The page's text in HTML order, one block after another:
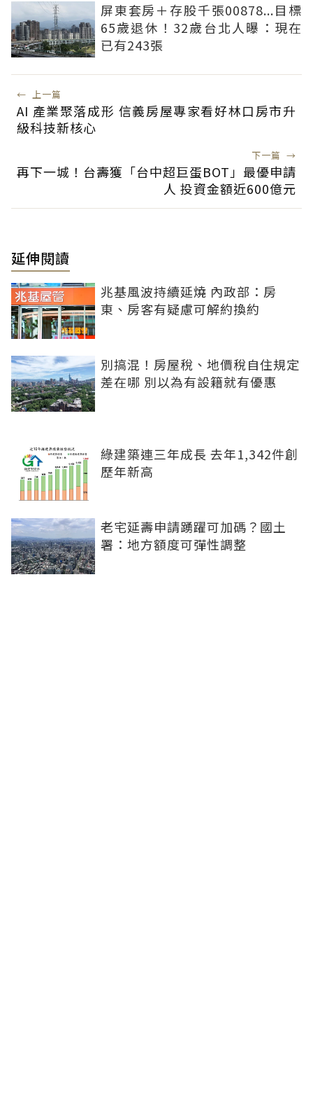
屏東套房＋存股千張00878...目標
65歲退休！32歲台北人曝：現在
已有243張
← 上一篇
AI 產業聚落成形 信義房屋專家看好林口房市升
級科技新核心
下一篇 →
再下一城！台壽獲「台中超巨蛋BOT」最優申請
人 投資金額近600億元
延伸閱讀
兆基風波持續延燒 內政部：房
東、房客有疑慮可解約換約
別搞混！房屋稅、地價稅自住規定
差在哪 別以為有設籍就有優惠
綠建築連三年成長 去年1,342件創
歷年新高
老宅延壽申請踴躍可加碼？國土
署：地方額度可彈性調整